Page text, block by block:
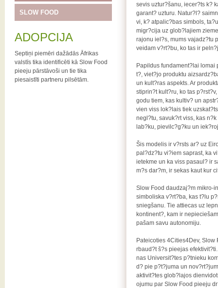
SLOW FOOD
ADOPCIJA
Septiņi piemēri dažādās Āfrikas
valstīs tika identificēti kā Slow Food
pieeju pārstāvoši un tie tika
piesaistīti partneru pilsētām.
sevis uztur?šanu, iecer?ts k?
garant? uzturu. Natur?l?
vi, k? atpalic?bas simbols,
migr?cija uz glob?lajiem
rajonu iel?s, mums vajadz?tu
veidam v?rt?bu, ko tas ir
Papildus fundament?lai lomai
t?, viet?jo produktu
un kult?ras aspekts. Ar
stiprin?t kult?ru, ko tas
godu tiem, kas kultiv? un
vien viss lok?lais tiek
negl?tu, savuk?rt viss, kas
lab?ku, pievilc?g?ku un
Šis modelis ir v?rsts ar? uz
pal?dz?tu vi?iem saprast, ka
ietekme un ka viss pasaul? ir
m?s dar?m, ir sekas kaut kur
Slow Food daudzaj?m mikro-
simboliska v?rt?ba, kas t?lu
sniegšanu. Tie attiecas uz
kontinent?, kam ir
pašam savu autonomiju.
Pateicoties 4Cities4Dev,
rbaud?t š?s pieejas
nas Universit?tes p?tnieku
d? pie p?t?juma un
aktivit?tes glob?lajos
ojumu par Slow Food pieeju